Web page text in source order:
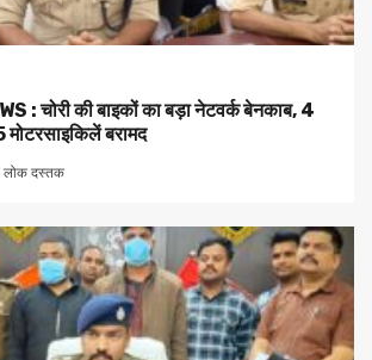
: चोरी की बाइकों का बड़ा नेटवर्क बेनकाब, 4
मोटरसाइकिलें बरामद
लोक दस्तक